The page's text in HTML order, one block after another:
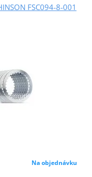
FSC094-8-001
Na objednávku